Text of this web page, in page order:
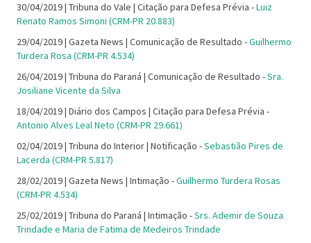
30/04/2019 | Tribuna do Vale | Citação para Defesa Prévia -Luiz
Renato Ramos Simoni (CRM-PR 20.883)
29/04/2019 | Gazeta News | Comunicação de Resultado -Guilhermo
Turdera Rosa (CRM-PR 4.534)
26/04/2019 | Tribuna do Paraná | Comunicação de Resultado -Sra.
Josiliane Vicente da Silva
18/04/2019 | Diário dos Campos | Citação para Defesa Prévia -
Antonio Alves Leal Neto (CRM-PR 29.661)
02/04/2019 | Tribuna do Interior | Notificação -Sebastião Pires de
Lacerda (CRM-PR 5.817)
28/02/2019 | Gazeta News | Intimação -Guilhermo Turdera Rosas
(CRM-PR 4.534)
25/02/2019 | Tribuna do Paraná | Intimação -Srs. Ademir de Souza
Trindade e Maria de Fatima de Medeiros Trindade